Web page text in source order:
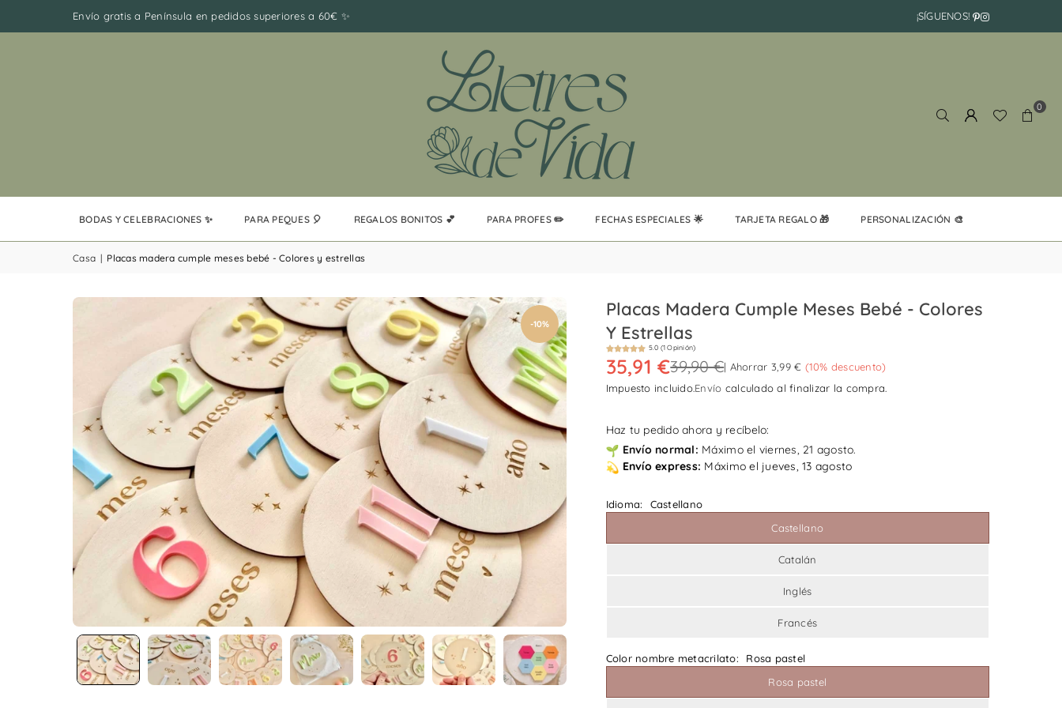
Envío gratis a Península en pedidos superiores a 60€ ✨ ¡SÍGUENOS! Pinterest
Instagram
0
BODAS Y CELEBRACIONES ✨ PARA PEQUES 🎈 REGALOS BONITOS 💕 PARA PROFES ✏️ FECHAS ESPECIALES 🌟 TARJETA REGALO 🎁 PERSONALIZACIÓN 🎨
Casa | Placas madera cumple meses bebé - Colores y estrellas
-10%
Placas Madera Cumple Meses Bebé - Colores
Y Estrellas
5.0 (1 Opinión)
Precio
habitual
35,91 €39,90 €| Ahorrar 3,99 € (10% descuento)
Impuesto incluido.Envío calculado al finalizar la compra.
Haz tu pedido ahora y recíbelo:
Envíonormal: Máximo el viernes, 21 agosto.
Envíoexpress: Máximo el jueves, 13 agosto
Idioma:
Castellano
Castellano
Catalán
Inglés
Francés
Color nombre metacrilato:
Rosa pastel
Rosa pastel